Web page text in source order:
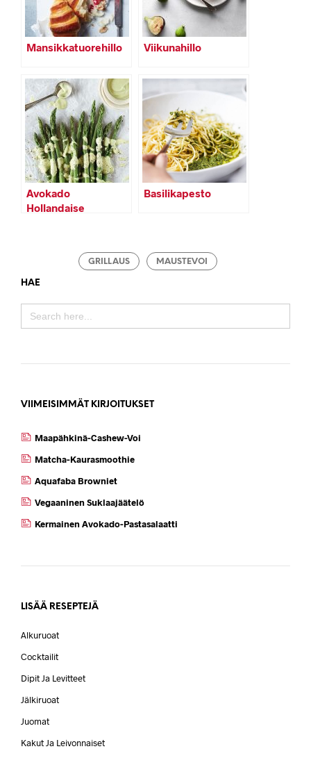
Mansikkatuorehillo Viikunahillo
Avokado
Hollandaise
Basilikapesto
GRILLAUS MAUSTEVOI
HAE
FOR:
VIIMEISIMMÄT KIRJOITUKSET
Maapähkinä-Cashew-Voi
Matcha-Kaurasmoothie
Aquafaba Browniet
Vegaaninen Suklaajäätelö
Kermainen Avokado-Pastasalaatti
LISÄÄ RESEPTEJÄ
Alkuruoat
Cocktailit
Dipit Ja Levitteet
Jälkiruoat
Juomat
Kakut Ja Leivonnaiset